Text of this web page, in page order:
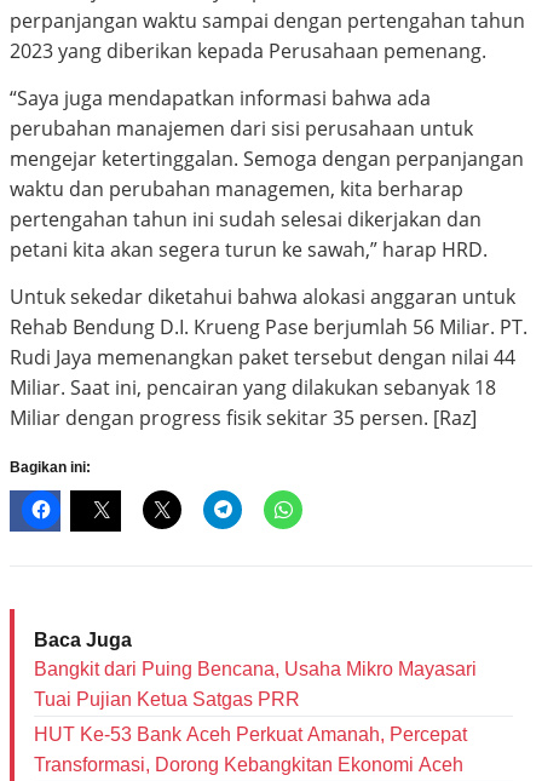
perpanjangan waktu sampai dengan pertengahan tahun
2023 yang diberikan kepada Perusahaan pemenang.
“Saya juga mendapatkan informasi bahwa ada
perubahan manajemen dari sisi perusahaan untuk
mengejar ketertinggalan. Semoga dengan perpanjangan
waktu dan perubahan managemen, kita berharap
pertengahan tahun ini sudah selesai dikerjakan dan
petani kita akan segera turun ke sawah,” harap HRD.
Untuk sekedar diketahui bahwa alokasi anggaran untuk
Rehab Bendung D.I. Krueng Pase berjumlah 56 Miliar. PT.
Rudi Jaya memenangkan paket tersebut dengan nilai 44
Miliar. Saat ini, pencairan yang dilakukan sebanyak 18
Miliar dengan progress fisik sekitar 35 persen. [Raz]
Bagikan ini:
Baca Juga
Bangkit dari Puing Bencana, Usaha Mikro Mayasari
Tuai Pujian Ketua Satgas PRR
HUT Ke-53 Bank Aceh Perkuat Amanah, Percepat
Transformasi, Dorong Kebangkitan Ekonomi Aceh